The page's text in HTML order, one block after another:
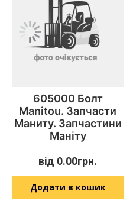
605000 Болт
Manitou. Запчасти
Маниту. Запчастини
Маніту
від 0.00грн.
Додати в кошик